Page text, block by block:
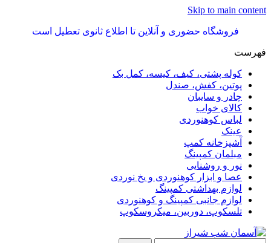
Skip to main content
فروشگاه حضوری و آنلاین تا اطلاع ثانوی تعطیل است
فهرست
کوله پشتی، کیف، کیسه، کمل بک
پوتین، کفش، صندل
چادر و سایبان
کالای خواب
لباس کوهنوردی
عینک
آشپزخانه کمپ
مبلمان کمپینگ
نور و روشنایی
عصا و ابزار کوهنوردی و یخ نوردی
لوازم بهداشتی کمپینگ
لوازم جانبی کمپینگ و کوهنوردی
تلسکوپ، دوربین، میکروسکوپ